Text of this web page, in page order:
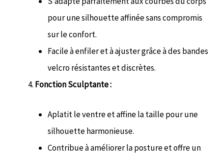
pour une silhouette affinée sans compromis
sur le confort.
Facile à enfiler et à ajuster grâce à des bandes
velcro résistantes et discrètes.
Fonction Sculptante :
Aplatit le ventre et affine la taille pour une
silhouette harmonieuse.
Contribue à améliorer la posture et offre un